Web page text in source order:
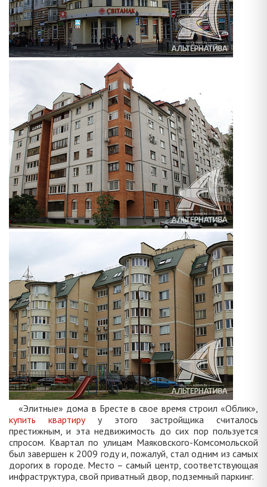
«Элитные» дома в Бресте в свое время строил «Облик»,
купить квартируу этого застройщика считалось
престижным, и эта недвижимость до сих пор пользуется
спросом. Квартал по улицам Маяковского-Комсомольской
был завершен к 2009 году и, пожалуй, стал одним из самых
дорогих в городе. Место – самый центр, соответствующая
инфраструктура, свой приватный двор, подземный паркинг.